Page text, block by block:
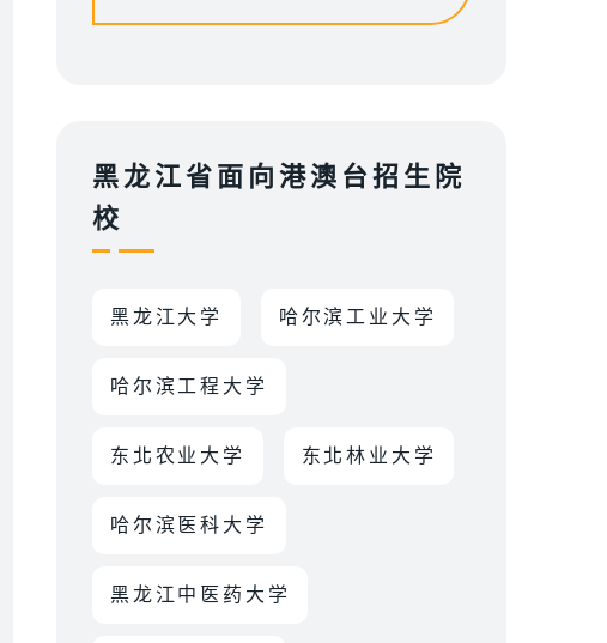
黑龙江省面向港澳台招生院
校
黑龙江大学 哈尔滨工业大学
哈尔滨工程大学
东北农业大学 东北林业大学
哈尔滨医科大学
黑龙江中医药大学